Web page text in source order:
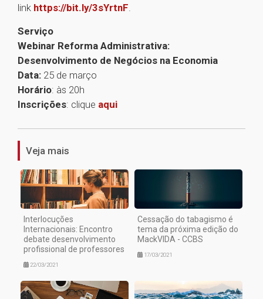
link https://bit.ly/3sYrtnF.
Serviço
Webinar Reforma Administrativa:
Desenvolvimento de Negócios na Economia
Data: 25 de março
Horário: às 20h
Inscrições: clique aqui
Veja mais
Interlocuções
Internacionais: Encontro
debate desenvolvimento
profissional de professores
22/03/2021
Cessação do tabagismo é
tema da próxima edição do
MackVIDA - CCBS
17/03/2021